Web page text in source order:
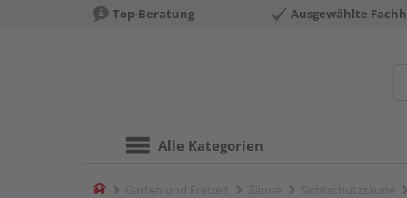
Top-Beratung Ausgewählte
Alle Kategorien
Home